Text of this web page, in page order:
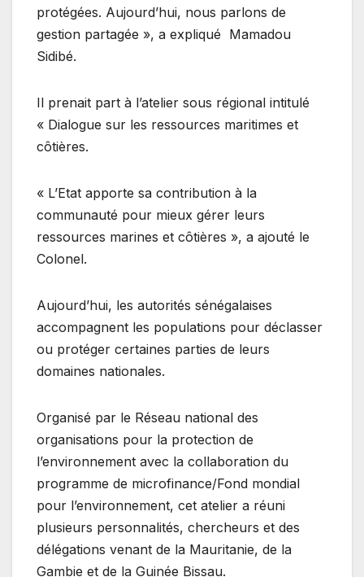
protégées. Aujourd’hui, nous parlons de
gestion partagée », a expliqué Mamadou
Sidibé.
Il prenait part à l’atelier sous régional intitulé
« Dialogue sur les ressources maritimes et
côtières.
« L’Etat apporte sa contribution à la
communauté pour mieux gérer leurs
ressources marines et côtières », a ajouté le
Colonel.
Aujourd’hui, les autorités sénégalaises
accompagnent les populations pour déclasser
ou protéger certaines parties de leurs
domaines nationales.
Organisé par le Réseau national des
organisations pour la protection de
l’environnement avec la collaboration du
programme de microfinance/Fond mondial
pour l’environnement, cet atelier a réuni
plusieurs personnalités, chercheurs et des
délégations venant de la Mauritanie, de la
Gambie et de la Guinée Bissau.